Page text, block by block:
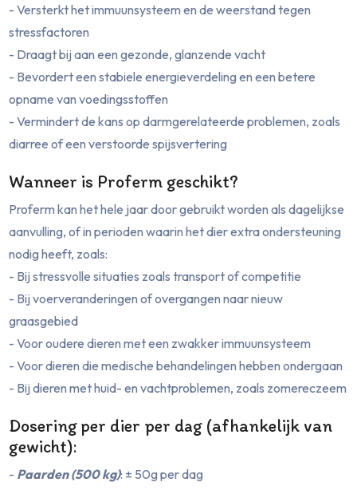
- Versterkt het immuunsysteem en de weerstand tegen
stressfactoren
- Draagt bij aan een gezonde, glanzende vacht
- Bevordert een stabiele energieverdeling en een betere
opname van voedingsstoffen
- Vermindert de kans op darmgerelateerde problemen, zoals
diarree of een verstoorde spijsvertering
Wanneer is Proferm geschikt?
Proferm kan het hele jaar door gebruikt worden als dagelijkse
aanvulling, of in perioden waarin het dier extra ondersteuning
nodig heeft, zoals:
- Bij stressvolle situaties zoals transport of competitie
- Bij voerveranderingen of overgangen naar nieuw
graasgebied
- Voor oudere dieren met een zwakker immuunsysteem
- Voor dieren die medische behandelingen hebben ondergaan
- Bij dieren met huid- en vachtproblemen, zoals zomereczeem
Dosering per dier per dag (afhankelijk van
gewicht):
- Paarden (500 kg): ± 50g per dag